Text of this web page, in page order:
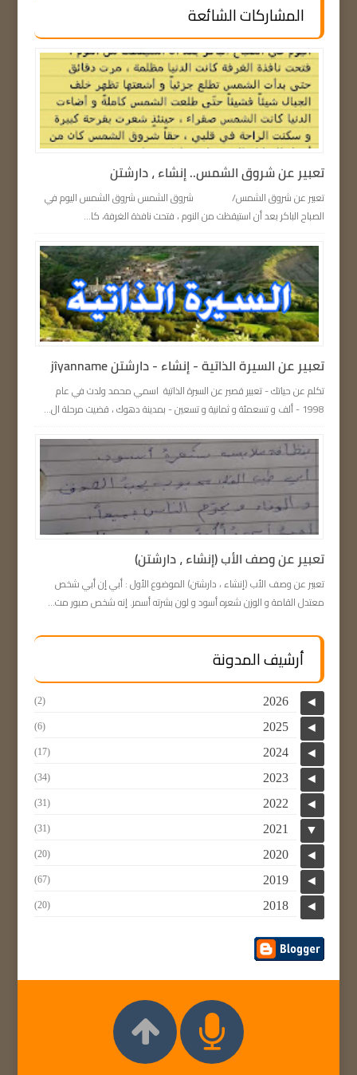
المشاركات الشائعة
تعبير عن شروق الشمس.. إنشاء ، دارشتن
تعبير عن شروق الشمس/ شروق الشمس شروق الشمس اليوم في
الصباح الباكر بعد أن استيقظت من النوم ، فتحت نافذة الغرفة، كا...
تعبیر عن السيرة الذاتية - إنشاء - دارشتن jîyanname
تكلم عن حياتك - تعبیر قصير عن السيرة الذاتية اسمي محمد ولدت في عام
1998 - ألف و تسعمئة و ثمانية و تسعين - بمدينة دهوك ، قضيت مرحلة ال...
تعبير عن وصف الأب (إنشاء ، دارشتن)
تعبير عن وصف الأب (إنشاء ، دارشتن) الموضوع الأول : أبي إن أبي شخص
معتدل القامة و الوزن شعره أسود و لون بشرته أسمر. إنه شخص صبور مت...
أرشيف المدونة
◄
2026
(2)
◄
2025
(6)
◄
2024
(17)
◄
2023
(34)
◄
2022
(31)
▼
2021
(31)
◄
2020
(20)
◄
2019
(67)
◄
2018
(20)